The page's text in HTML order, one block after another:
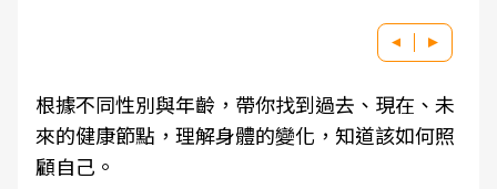
根據不同性別與年齡，帶你找到過去、現在、未
來的健康節點，理解身體的變化，知道該如何照
顧自己。